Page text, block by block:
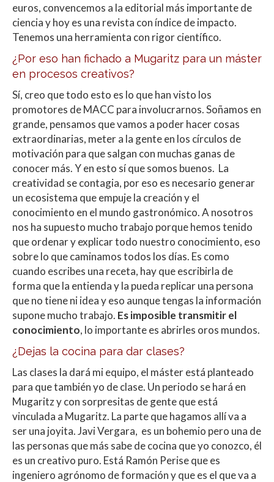
euros, convencemos a la editorial más importante de
ciencia y hoy es una revista con índice de impacto.
Tenemos una herramienta con rigor científico.
¿Por eso han fichado a Mugaritz para un máster
en procesos creativos?
Sí, creo que todo esto es lo que han visto los
promotores de MACC para involucrarnos. Soñamos en
grande, pensamos que vamos a poder hacer cosas
extraordinarias, meter a la gente en los círculos de
motivación para que salgan con muchas ganas de
conocer más. Y en esto sí que somos buenos. La
creatividad se contagia, por eso es necesario generar
un ecosistema que empuje la creación y el
conocimiento en el mundo gastronómico. A nosotros
nos ha supuesto mucho trabajo porque hemos tenido
que ordenar y explicar todo nuestro conocimiento, eso
sobre lo que caminamos todos los días. Es como
cuando escribes una receta, hay que escribirla de
forma que la entienda y la pueda replicar una persona
que no tiene ni idea y eso aunque tengas la información
supone mucho trabajo. Es imposible transmitir el
conocimiento, lo importante es abrirles oros mundos.
¿Dejas la cocina para dar clases?
Las clases la dará mi equipo, el máster está planteado
para que también yo de clase. Un periodo se hará en
Mugaritz y con sorpresitas de gente que está
vinculada a Mugaritz. La parte que hagamos allí va a
ser una joyita. Javi Vergara, es un bohemio pero una de
las personas que más sabe de cocina que yo conozco, él
es un creativo puro. Está Ramón Perise que es
ingeniero agrónomo de formación y que es el que va a